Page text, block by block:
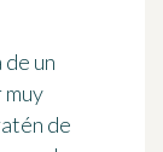
un
de